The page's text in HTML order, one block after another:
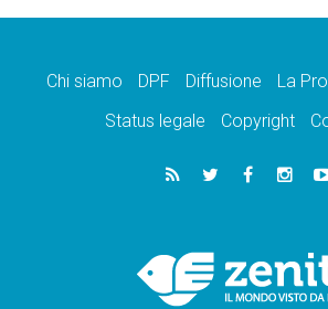
Chi siamo DPF Diffusione La
Status legale
Copyright